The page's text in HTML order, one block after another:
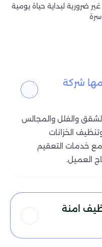
ضرورية لبداية حياة يومية
شركة
والفلل والمجالس
الخزانات
مع خدمات التعقيم
العميل.
امنة